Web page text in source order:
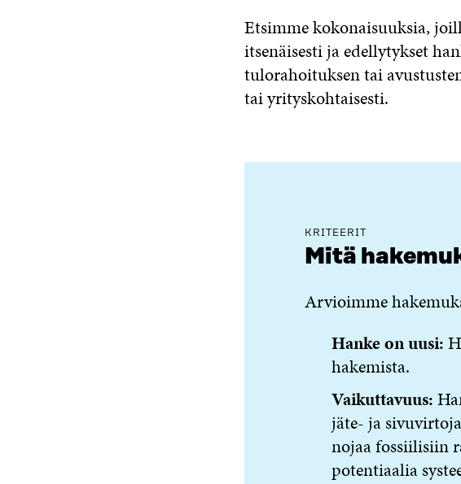
Etsimme kokonaisuuksia,
itsenäisesti ja edellytykset
tulorahoituksen tai
tai yrityskohtaisesti.
KRITEERIT
Mitä
Arvioimme
Hanke on uusi:
hakemista.
Vaikuttavuus:
jäte- ja
nojaa fossiilisiin
potentiaalia